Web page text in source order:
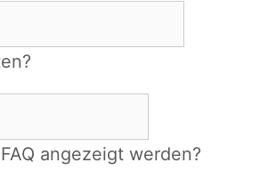
angezeigt werden?